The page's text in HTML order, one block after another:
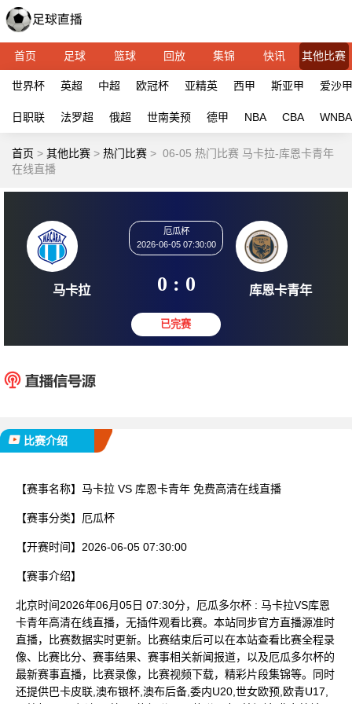
首页 足球 篮球 回放 集锦 快讯 其他比赛
世界杯 英超 中超 欧冠杯 亚精英 西甲 斯亚甲 爱沙甲
日职联 法罗超 俄超 世南美预 德甲 NBA CBA WNBA
首页 > 其他比赛 > 热门比赛 > 06-05 热门比赛 马卡拉-库恩卡青年
在线直播
2026-06-05 07:30:00
0 : 0
比赛介绍
【赛事名称】 马卡拉 VS 库恩卡青年 免费高清在线直播
【赛事分类】 厄瓜杯
【开赛时间】 2026-06-05 07:30:00
【赛事介绍】
北京时间2026年06月05日 07:30分，厄瓜多尔杯 : 马卡拉VS库恩
卡青年高清在线直播，无插件观看比赛。本站同步官方直播源准时
直播，比赛数据实时更新。比赛结束后可以在本站查看比赛全程录
像、比赛比分、赛事结果、赛事相关新闻报道，以及厄瓜多尔杯的
最新赛事直播，比赛录像，比赛视频下载，精彩片段集锦等。同时
还提供巴卡皮联,澳布银杯,澳布后备,委内U20,世女欧预,欧青U17,